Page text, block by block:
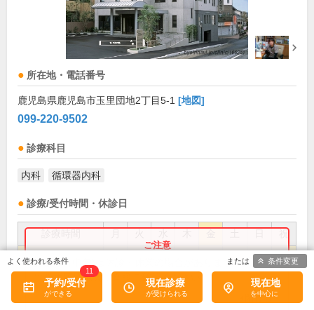
所在地・電話番号
鹿児島県鹿児島市玉里団地2丁目5-1 [地図]
099-220-9502
診療科目
内科 循環器内科
診療/受付時間・休診日
祝
9:00～12:30 ●
14:30～17:30 ●
お盆(8月中旬)は休診・休業の場合があります。来院前
に必ず医療機関に直接ご確認ください。
×閉じる
予約/受付
11
現在診療 現在地
条件変更